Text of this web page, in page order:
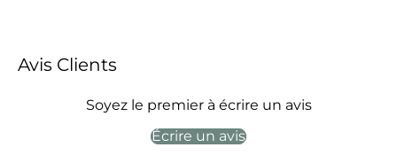
Avis Clients
Soyez le premier à écrire un avis
Écrire un avis